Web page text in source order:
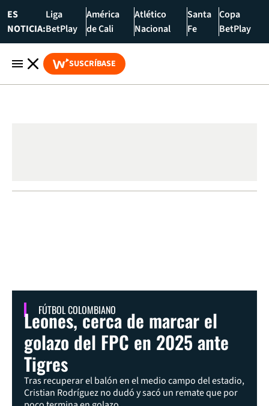
ES
NOTICIA:
Liga
BetPlay
América
de Cali
Atlético
Nacional
Santa
Fe
Copa
BetPlay
SUSCRÍBASE
FÚTBOL COLOMBIANO
Leones, cerca de marcar el
golazo del FPC en 2025 ante
Tigres
Tras recuperar el balón en el medio campo del estadio,
Cristian Rodríguez no dudó y sacó un remate que por